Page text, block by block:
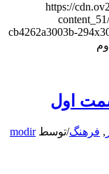
https://
cb4262a3003b-
اول
, فرهنگ/توسطmodir